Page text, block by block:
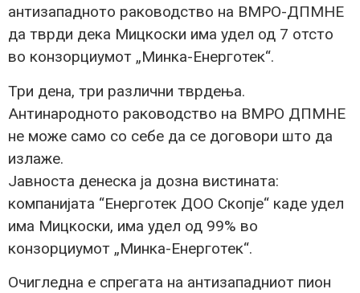
антизападното раководство на ВМРО-ДПМНЕ
да тврди дека Мицкоски има удел од 7 отсто
во конзорциумот „Минка-Енерготек“.
Три дена, три различни тврдења.
Антинародното раководство на ВМРО ДПМНЕ
не може само со себе да се договори што да
излаже.
Јавноста денеска ја дозна вистината:
компанијата “Енерготек ДОО Скопје“ каде удел
има Мицкоски, има удел од 99% во
конзорциумот „Минка-Енерготек“.
Очигледна е спрегата на антизападниот пион